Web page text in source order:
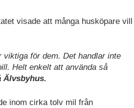
visade att många husköpare vill
för dem. Det handlar inte
Helt enkelt att använda så
Älvsbyhus.
inom cirka tolv mil från